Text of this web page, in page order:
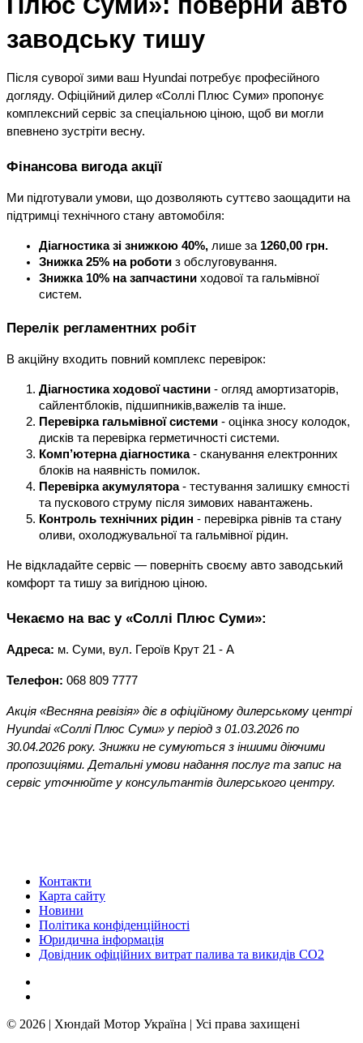
заводську тишу
Після суворої зими ваш Hyundai потребує професійного
догляду. Офіційний дилер «Соллі Плюс Суми» пропонує
комплексний сервіс за спеціальною ціною, щоб ви могли
впевнено зустріти весну.
Фінансова вигода акції
Ми підготували умови, що дозволяють суттєво заощадити на
підтримці технічного стану автомобіля:
Діагностика зі знижкою 40%, лише за 1260,00 грн.
Знижка 25% на роботи з обслуговування.
Знижка 10% на запчастини ходової та гальмівної
систем.
Перелік регламентних робіт
В акційну входить повний комплекс перевірок:
Діагностика ходової частини - огляд амортизаторів,
сайлентблоків, підшипників,важелів та інше.
Перевірка гальмівної системи - оцінка зносу колодок,
дисків та перевірка герметичності системи.
Комп’ютерна діагностика - сканування електронних
блоків на наявність помилок.
Перевірка акумулятора - тестування залишку ємності
та пускового струму після зимових навантажень.
Контроль технічних рідин - перевірка рівнів та стану
оливи, охолоджувальної та гальмівної рідин.
Не відкладайте сервіс — поверніть своєму авто заводський
комфорт та тишу за вигідною ціною.
Чекаємо на вас у «Соллі Плюс Суми»:
Адреса: м. Суми, вул. Героїв Крут 21 - А
Телефон: 068 809 7777
Акція «Весняна ревізія» діє в офіційному дилерському центрі
Hyundai «Соллі Плюс Суми» у період з 01.03.2026 по
30.04.2026 року. Знижки не сумуються з іншими діючими
пропозиціями. Детальні умови надання послуг та запис на
сервіс уточнюйте у консультантів дилерського центру.
Контакти
Карта сайту
Новини
Політика конфіденційності
Юридична інформація
Довідник офіційних витрат палива та викидів СО2
© 2026 | Хюндай Мотор Україна | Усі права захищені